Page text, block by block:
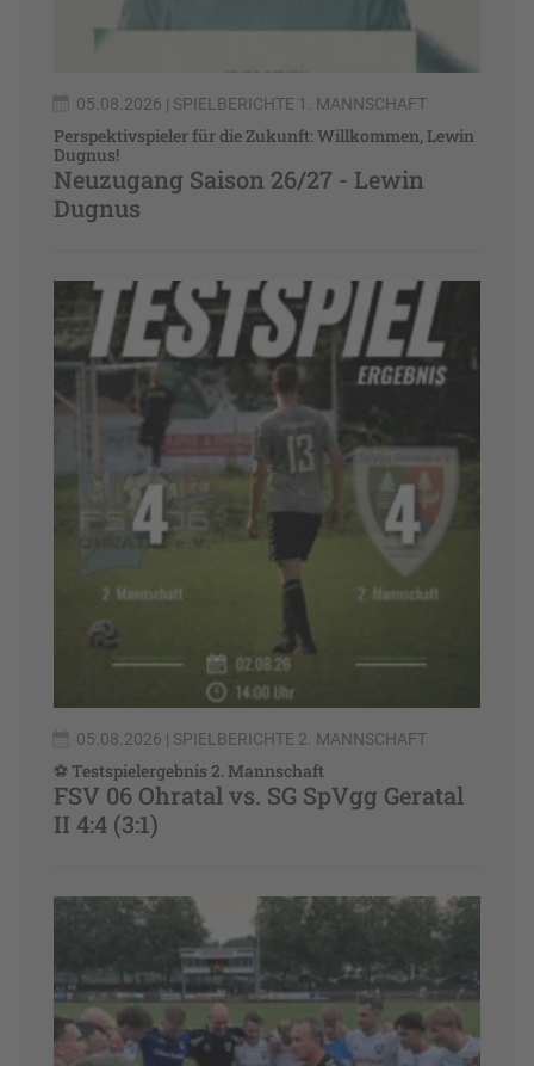
05.08.2026 | SPIELBERICHTE 1. MANNSCHAFT
Perspektivspieler für die Zukunft: Willkommen, Lewin
Dugnus!
Neuzugang Saison 26/27 - Lewin
Dugnus
05.08.2026 | SPIELBERICHTE 2. MANNSCHAFT
⚽ Testspielergebnis 2. Mannschaft
FSV 06 Ohratal vs. SG SpVgg Geratal
II 4:4 (3:1)